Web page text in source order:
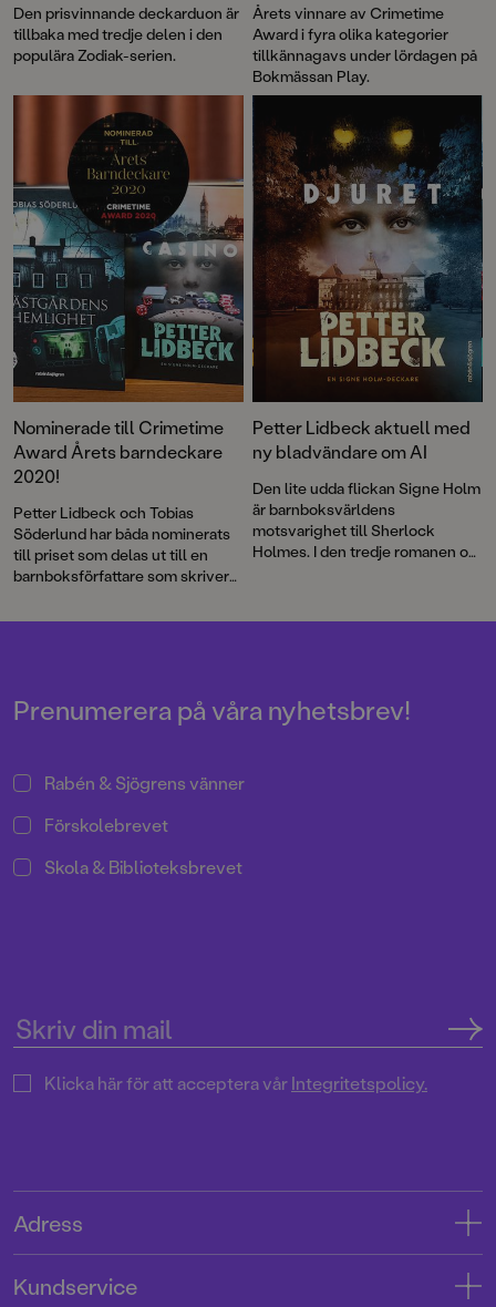
Den prisvinnande deckarduon är
tillbaka med tredje delen i den
populära Zodiak-serien.
Årets vinnare av Crimetime
Award i fyra olika kategorier
tillkännagavs under lördagen på
Bokmässan Play.
Nominerade till Crimetime
Award Årets barndeckare
2020!
Petter Lidbeck och Tobias
Söderlund har båda nominerats
till priset som delas ut till en
barnboksförfattare som skriver
6–12 år. Nu kan du vara med och
Petter Lidbeck aktuell med
ny bladvändare om AI
Den lite udda flickan Signe Holm
är barnboksvärldens
motsvarighet till Sherlock
Holmes. I den tredje romanen om
Prenumerera på våra nyhetsbrev!
Rabén & Sjögrens vänner
Förskolebrevet
Skola & Biblioteksbrevet
Klicka här för att acceptera vårIntegritetspolicy.
Adress
Kundservice